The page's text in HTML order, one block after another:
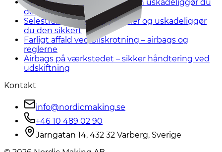
Skrotte bil med airbag – sådan uskadeliggør du
den sikkert
Selestrammer – sådan fjerner og uskadeliggør
du den sikkert
Farligt affald ved bilskrotning – airbags og
reglerne
Airbags på værkstedet – sikker håndtering ved
udskiftning
Kontakt
info@nordicmaking.se
+46 10 489 02 90
Järngatan 14, 432 32 Varberg, Sverige